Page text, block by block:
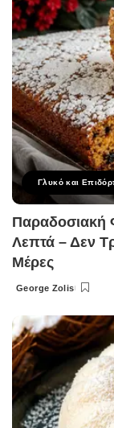
Γλυκό και
Παραδοσιακή
Λεπτά – Δεν
Μέρες
Posted
George Zolis